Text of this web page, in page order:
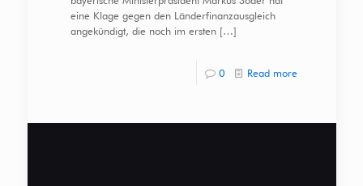
eine Klage gegen den Länderfinanzausgleich
angekündigt, die noch im ersten[…]
0 Read more